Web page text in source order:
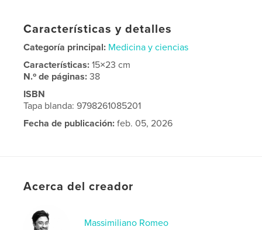
Características y detalles
Categoría principal: Medicina y ciencias
Características:15×23 cm
N.º de páginas:38
ISBN
Tapa blanda: 9798261085201
Fecha de publicación: feb. 05, 2026
Acerca del creador
Massimiliano Romeo